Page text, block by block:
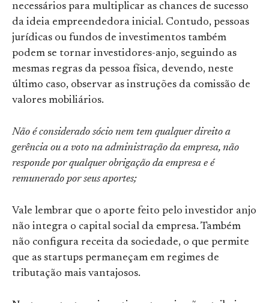
necessários para multiplicar as chances de sucesso
da ideia empreendedora inicial. Contudo, pessoas
jurídicas ou fundos de investimentos também
podem se tornar investidores-anjo, seguindo as
mesmas regras da pessoa física, devendo, neste
último caso, observar as instruções da comissão de
valores mobiliários.
Não é considerado sócio nem tem qualquer direito a
gerência ou a voto na administração da empresa, não
responde por qualquer obrigação da empresa e é
remunerado por seus aportes;
Vale lembrar que o aporte feito pelo investidor anjo
não integra o capital social da empresa. Também
não configura receita da sociedade, o que permite
que as startups permaneçam em regimes de
tributação mais vantajosos.